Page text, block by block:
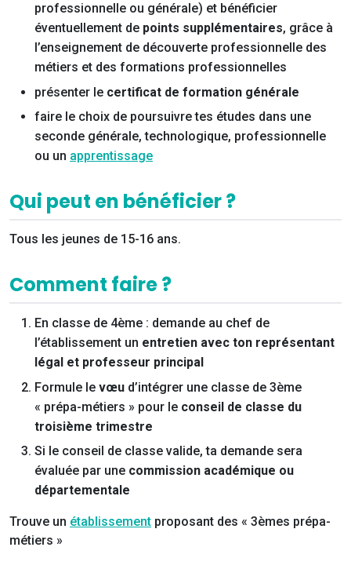
professionnelle ou générale) et bénéficier
éventuellement de points supplémentaires, grâce à
l’enseignement de découverte professionnelle des
métiers et des formations professionnelles
présenter le certificat de formation générale
faire le choix de poursuivre tes études dans une
seconde générale, technologique, professionnelle
ou un apprentissage
Qui peut en bénéficier ?
Tous les jeunes de 15-16 ans.
Comment faire ?
En classe de 4ème : demande au chef de
l’établissement un entretien avec ton représentant
légal et professeur principal
Formule le vœu d’intégrer une classe de 3ème
« prépa-métiers » pour le conseil de classe du
troisième trimestre
Si le conseil de classe valide, ta demande sera
évaluée par une commission académique ou
départementale
Trouve un établissement proposant des « 3èmes prépa-
métiers »